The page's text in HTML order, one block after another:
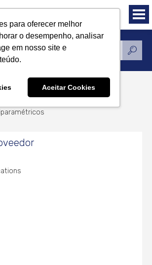
para oferecer melhor
o desempenho, analisar
em nosso site e
Aceitar Cookies
multiparamétricos